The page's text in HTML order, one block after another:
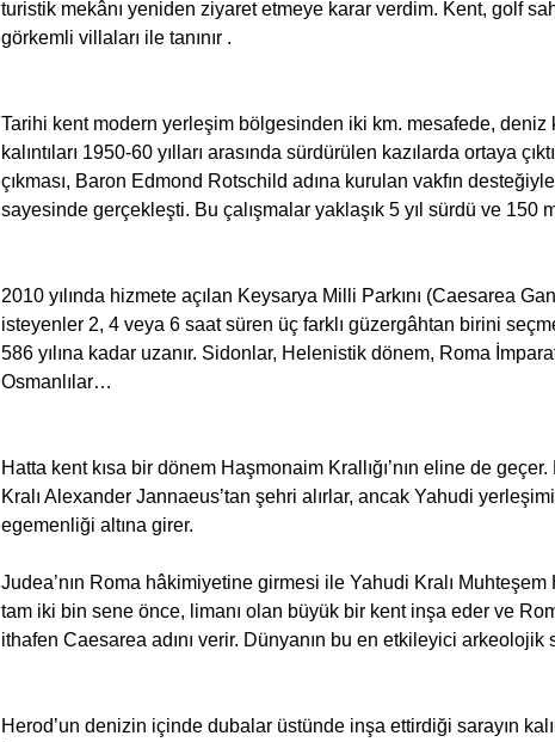
turistik mekânı yeniden ziyaret etmeye karar verdim. Kent, golf
görkemli villaları ile tanınır .
Tarihi kent modern yerleşim bölgesinden iki km. mesafede, deniz
kalıntıları 1950-60 yılları arasında sürdürülen kazılarda ortaya
çıkması, Baron Edmond Rotschild adına kurulan vakfın
sayesinde gerçekleşti. Bu çalışmalar yaklaşık 5 yıl sürdü ve 150
2010 yılında hizmete açılan Keysarya Milli Parkını (Caesarea
isteyenler 2, 4 veya 6 saat süren üç farklı güzergâhtan birini
586 yılına kadar uzanır. Sidonlar, Helenistik dönem, Roma
Osmanlılar…
Hatta kent kısa bir dönem Haşmonaim Krallığı’nın eline de
Kralı Alexander Jannaeus’tan şehri alırlar, ancak Yahudi yerleşimi
egemenliği altına girer.
Judea’nın Roma hâkimiyetine girmesi ile Yahudi Kralı Muhteşem
tam iki bin sene önce, limanı olan büyük bir kent inşa eder ve
ithafen Caesarea adını verir. Dünyanın bu en etkileyici arkeolojik
Herod’un denizin içinde dubalar üstünde inşa ettirdiği sarayın